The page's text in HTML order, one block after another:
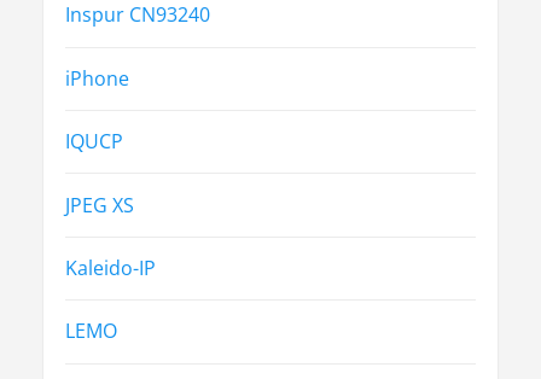
Inspur CN93240
iPhone
IQUCP
JPEG XS
Kaleido-IP
LEMO